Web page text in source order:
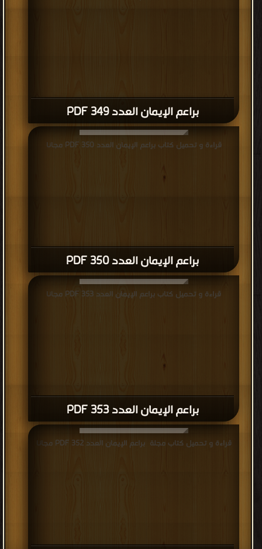
براعم الإيمان العدد 349 PDF
براعم الإيمان العدد 350 PDF
قراءة و تحميل كتاب براعم الإيمان العدد 350 PDF مجانا
براعم الإيمان العدد 353 PDF
قراءة و تحميل كتاب براعم الإيمان العدد 353 PDF مجانا
قراءة و تحميل كتاب مجلة براعم الإيمان العدد 352 PDF مجانا